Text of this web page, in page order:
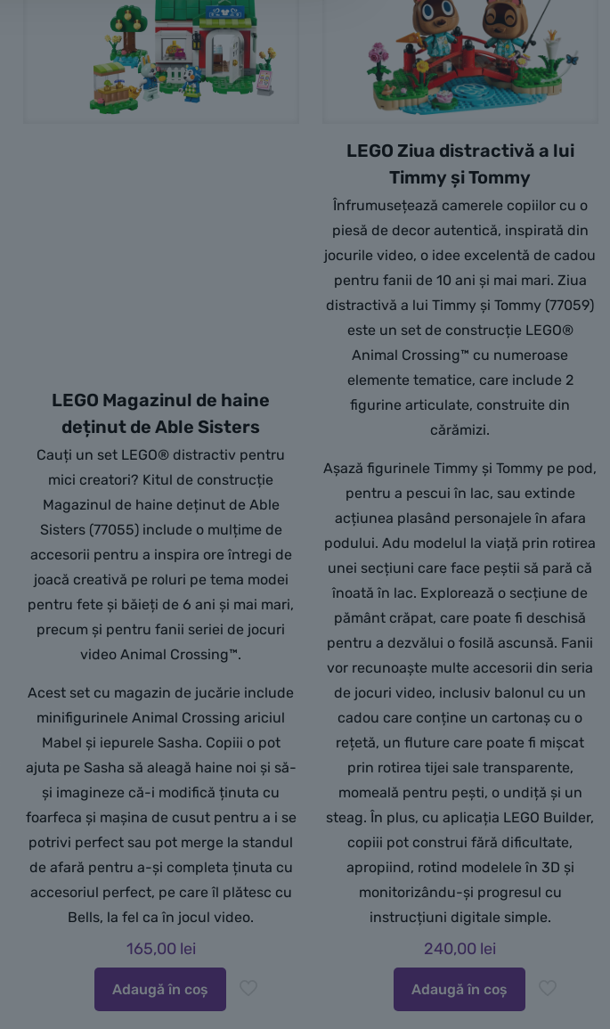
LEGO Magazinul de haine
deținut de Able Sisters
Cauți un set LEGO® distractiv pentru
mici creatori? Kitul de construcție
Magazinul de haine deținut de Able
Sisters (77055) include o mulțime de
accesorii pentru a inspira ore întregi de
joacă creativă pe roluri pe tema modei
pentru fete și băieți de 6 ani și mai mari,
precum și pentru fanii seriei de jocuri
video Animal Crossing™.
Acest set cu magazin de jucărie include
minifigurinele Animal Crossing ariciul
Mabel și iepurele Sasha. Copiii o pot
ajuta pe Sasha să aleagă haine noi și să-
și imagineze că-i modifică ținuta cu
foarfeca și mașina de cusut pentru a i se
potrivi perfect sau pot merge la standul
de afară pentru a-și completa ținuta cu
accesoriul perfect, pe care îl plătesc cu
Bells, la fel ca în jocul video.
165,00 lei
Adaugă în coș
LEGO Ziua distractivă a lui
Timmy și Tommy
Înfrumusețează camerele copiilor cu o
piesă de decor autentică, inspirată din
jocurile video, o idee excelentă de cadou
pentru fanii de 10 ani și mai mari. Ziua
distractivă a lui Timmy și Tommy (77059)
este un set de construcție LEGO®
Animal Crossing™ cu numeroase
elemente tematice, care include 2
figurine articulate, construite din
cărămizi.
Așază figurinele Timmy și Tommy pe pod,
pentru a pescui în lac, sau extinde
acțiunea plasând personajele în afara
podului. Adu modelul la viață prin rotirea
unei secțiuni care face peștii să pară că
înoată în lac. Explorează o secțiune de
pământ crăpat, care poate fi deschisă
pentru a dezvălui o fosilă ascunsă. Fanii
vor recunoaște multe accesorii din seria
de jocuri video, inclusiv balonul cu un
cadou care conține un cartonaș cu o
rețetă, un fluture care poate fi mișcat
prin rotirea tijei sale transparente,
momeală pentru pești, o undiță și un
steag. În plus, cu aplicația LEGO Builder,
copiii pot construi fără dificultate,
apropiind, rotind modelele în 3D și
monitorizându-și progresul cu
instrucțiuni digitale simple.
240,00 lei
Adaugă în coș